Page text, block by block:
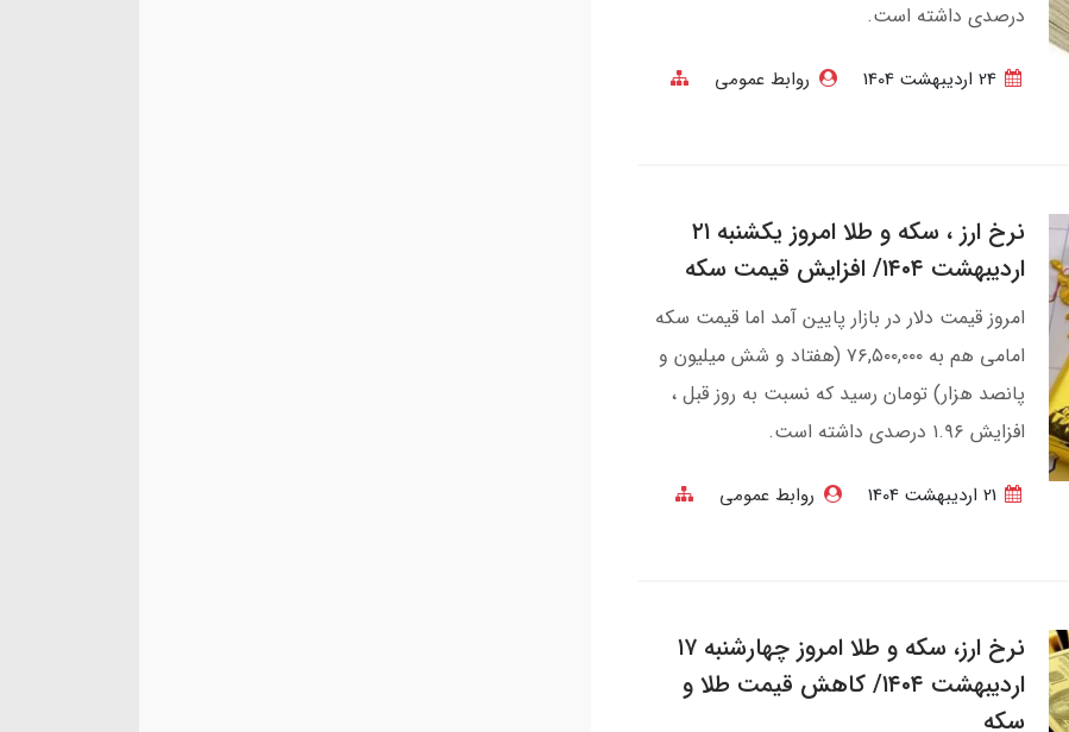
درصدی داشته است.
24 ارديبهشت 1404
روابط عمومی
نرخ ارز ، سکه و طلا امروز یکشنبه ۲۱
اردیبهشت ۱۴۰۴/ افزایش قیمت سکه
امروز قیمت دلار در بازار پایین آمد اما قیمت سکه
امامی هم به ۷۶,۵۰۰,۰۰۰ (هفتاد و شش میلیون و
پانصد هزار) تومان رسید که نسبت به روز قبل ،
افزایش ۱.۹۶ درصدی داشته است.
روابط عمومی
نرخ ارز، سکه و طلا امروز چهارشنبه ۱۷
اردیبهشت ۱۴۰۴/ کاهش قیمت طلا و
سکه